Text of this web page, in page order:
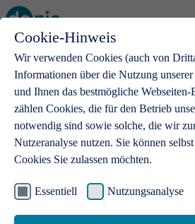
Cookie-Hinweis
Wir verwenden Cookies (auch von
Informationen über die Nutzung unserer
und Ihnen das bestmögliche
zählen Cookies, die für den Betrieb
notwendig sind sowie solche, die wir
Nutzeranalyse nutzen. Sie können
Cookies Sie zulassen möchten.
Essentiell Nutzungsanalyse
Open main menu
.de-Domains
Mit einer .de-Domain erhalten Ideen eine